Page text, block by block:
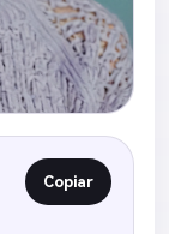
Copiar